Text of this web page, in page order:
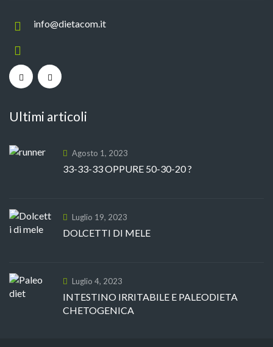
info@dietacom.it
Ultimi articoli
Agosto 1, 2023
33-33-33 OPPURE 50-30-20 ?
Luglio 19, 2023
DOLCETTI DI MELE
Luglio 4, 2023
INTESTINO IRRITABILE E PALEODIETA
CHETOGENICA